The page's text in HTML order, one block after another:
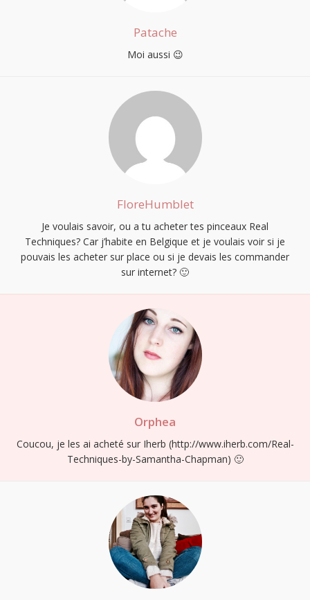
Patache
Moi aussi 😉
FloreHumblet
Je voulais savoir, ou a tu acheter tes pinceaux Real
Techniques? Car j’habite en Belgique et je voulais voir si je
pouvais les acheter sur place ou si je devais les commander
sur internet? 🙂
Orphea
Coucou, je les ai acheté sur Iherb (http://www.iherb.com/Real-
Techniques-by-Samantha-Chapman) 🙂